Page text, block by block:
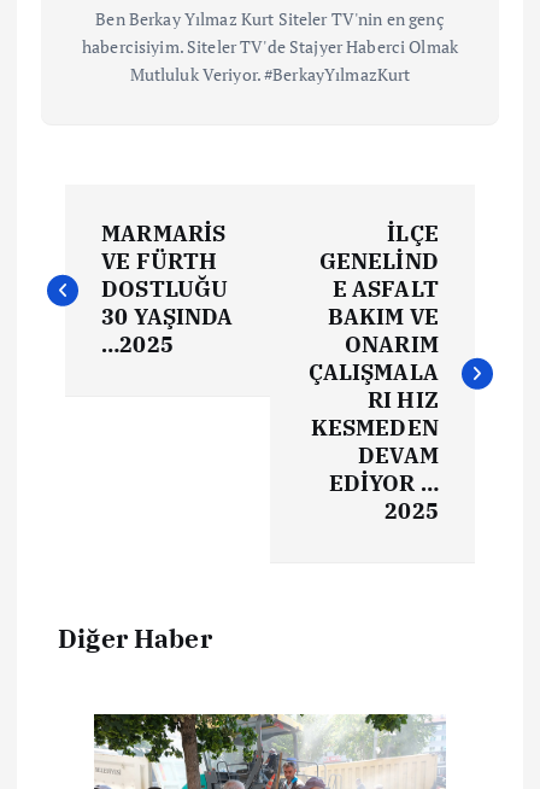
Ben Berkay Yılmaz Kurt Siteler TV'nin en genç
habercisiyim. Siteler TV'de Stajyer Haberci Olmak
Mutluluk Veriyor. #BerkayYılmazKurt
MARMARİS
VE FÜRTH
DOSTLUĞU
30 YAŞINDA
…2025
İLÇE
GENELİND
E ASFALT
BAKIM VE
ONARIM
ÇALIŞMALA
RI HIZ
KESMEDEN
DEVAM
EDİYOR …
2025
Diğer Haber